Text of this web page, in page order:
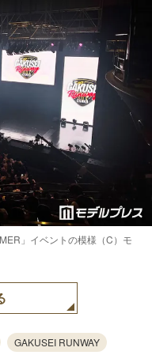
」イベントの模様（C）モ
GAKUSEI RUNWAY